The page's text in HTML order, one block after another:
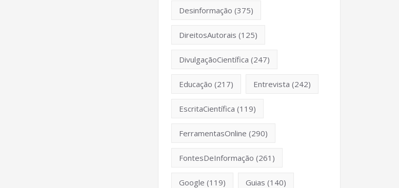
Desinformação (375)
DireitosAutorais (125)
DivulgaçãoCientífica (247)
Educação (217) Entrevista (242)
EscritaCientífica (119)
FerramentasOnline (290)
FontesDeInformação (261)
Google (119) Guias (140)